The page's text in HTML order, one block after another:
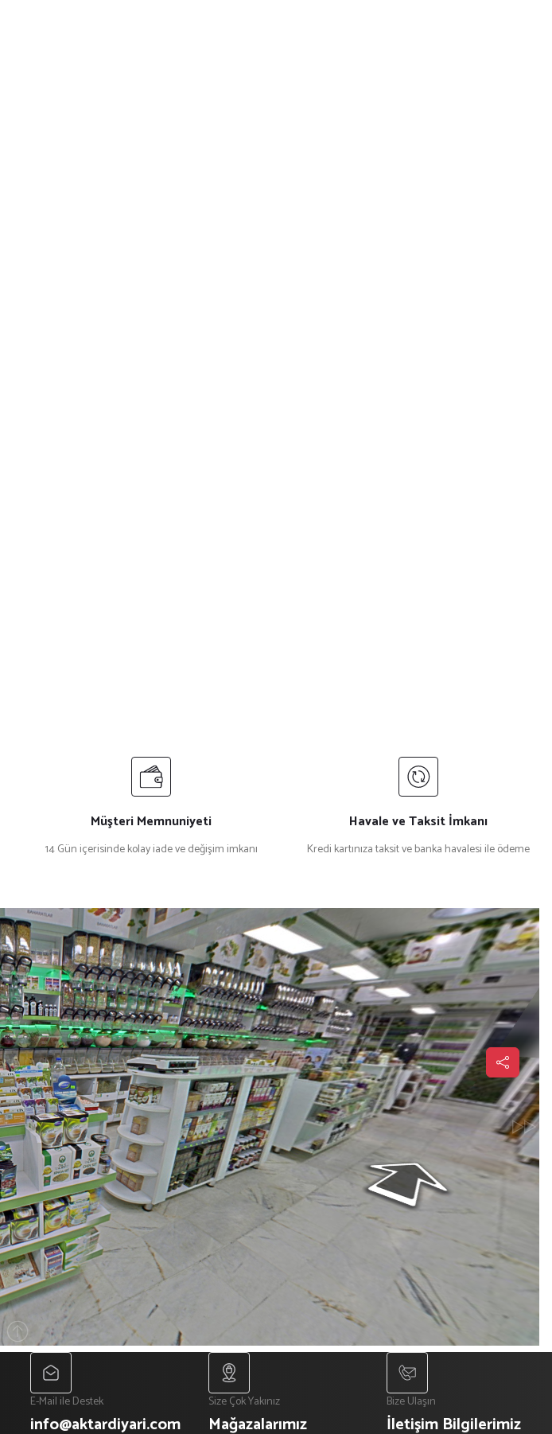
Müşteri Memnuniyeti
14 Gün içerisinde kolay iade ve değişim imkanı
Havale ve Taksit İmkanı
Kredi kartınıza taksit ve banka havalesi ile ödeme
E-Mail ile Destek
info@aktardiyari.com
Size Çok Yakınız
Mağazalarımız
Bize Ulaşın
İletişim Bilgilerimiz